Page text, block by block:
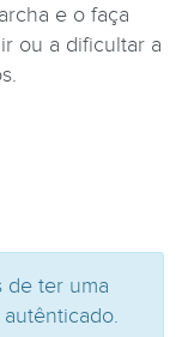
e o faça
ou a dificultar a
de ter uma